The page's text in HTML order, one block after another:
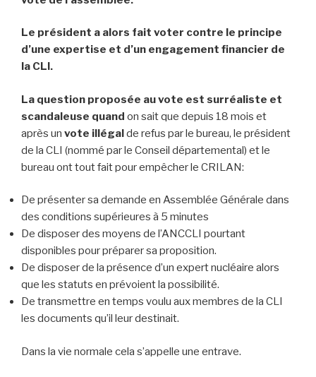
Le président a alors fait voter contre le principe
d’une expertise et d’un engagement financier de
la CLI.
La question proposée au vote est surréaliste et
scandaleuse quand on sait que depuis 18 mois et
après un vote illégalde refus par le bureau, le président
de la CLI (nommé par le Conseil départemental) et le
bureau ont tout fait pour empêcher le CRILAN:
De présenter sa demande en Assemblée Générale dans
des conditions supérieures à 5 minutes
De disposer des moyens de l’ANCCLI pourtant
disponibles pour préparer sa proposition.
De disposer de la présence d’un expert nucléaire alors
que les statuts en prévoient la possibilité.
De transmettre en temps voulu aux membres de la CLI
les documents qu’il leur destinait.
Dans la vie normale cela s’appelle une entrave.